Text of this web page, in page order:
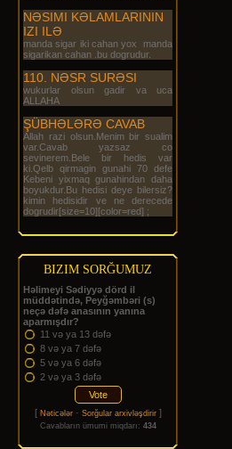
NƏSIMI KƏLAMLARININ
IZI ILƏ
manda sigar iki cahan yox manda
sigarikan cahan .bu dogrudur.
110. NƏSR SURƏSI
wukurlar olsun gadir va uca
ALLAHA
ŞÜBHƏLƏRƏ CAVAB
Allah razi olsun.Menim bir sualim
var.Cavab yazsaz co
sevinerem.Bele bir hedis var
ki.Qelb qirmagin gunahi 70 defe
Kebeni yixmaq gunahindan daha
boyukdur.Bu hedisi deye bilersiz?
kimin hedisidir ve ne derecede
dogrudir[size=10][color=red] ;
BIZIM SORĞUMUZ
Həlimeyi Sədiyyə dörd il
müddətində, Peyğəmbəri (s)
neçə dəfə anasının yanına
aparmışdır?
11 və ya 13 dəfə
8 və ya 7 dəfə
5 və ya 6 dəfə
2 və ya 3 dəfə
[ Nəticələr· Sorğular arxivləşdirir]
Cavabların ümumi miqdarı: 434